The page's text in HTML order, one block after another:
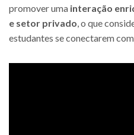
promover uma interação
e setor privado, o que
estudantes se conectarem